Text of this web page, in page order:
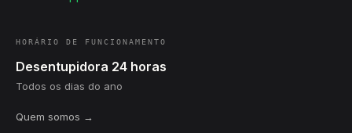
HORÁRIO DE FUNCIONAMENTO
Desentupidora 24 horas
Todos os dias do ano
Quem somos →